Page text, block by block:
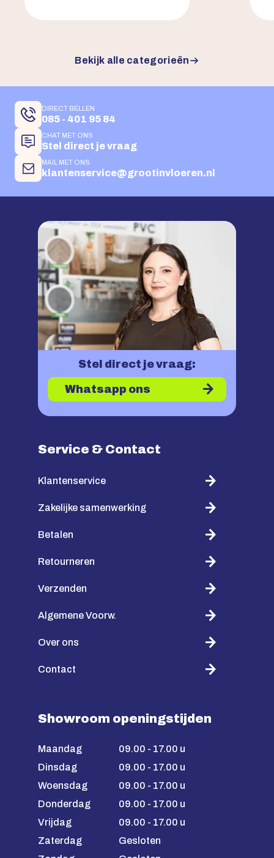
Bekijk alle categorieën
DIRECT BELLEN
085 - 401 95 84
CHAT MET ONS
Stel direct je vraag
MAIL MET ONS
klantenservice@grootinvloeren.nl
Stel direct je vraag:
Whatsapp ons
Service & Contact
Klantenservice
Zakelijke samenwerking
Betalen
Retourneren
Verzenden
Algemene Voorw.
Over ons
Contact
Showroom openingstijden
Maandag
09.00 - 17.00 u
Dinsdag
09.00 - 17.00 u
Woensdag
09.00 - 17.00 u
Donderdag
09.00 - 17.00 u
Vrijdag
09.00 - 17.00 u
Zaterdag
Gesloten